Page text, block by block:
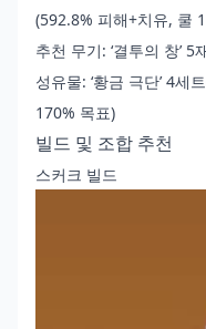
(592.8% 피해+치유, 쿨
추천 무기: ‘결투의 창’
성유물: ‘황금 극단’ 4세
170% 목표)
빌드 및 조합 추천
스커크 빌드